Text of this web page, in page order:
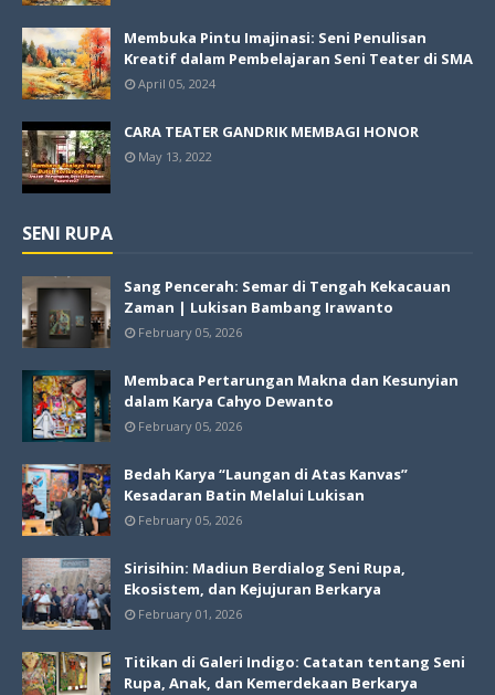
Membuka Pintu Imajinasi: Seni Penulisan
Kreatif dalam Pembelajaran Seni Teater di SMA
April 05, 2024
CARA TEATER GANDRIK MEMBAGI HONOR
May 13, 2022
SENI RUPA
Sang Pencerah: Semar di Tengah Kekacauan
Zaman | Lukisan Bambang Irawanto
February 05, 2026
Membaca Pertarungan Makna dan Kesunyian
dalam Karya Cahyo Dewanto
February 05, 2026
Bedah Karya “Laungan di Atas Kanvas”
Kesadaran Batin Melalui Lukisan
February 05, 2026
Sirisihin: Madiun Berdialog Seni Rupa,
Ekosistem, dan Kejujuran Berkarya
February 01, 2026
Titikan di Galeri Indigo: Catatan tentang Seni
Rupa, Anak, dan Kemerdekaan Berkarya